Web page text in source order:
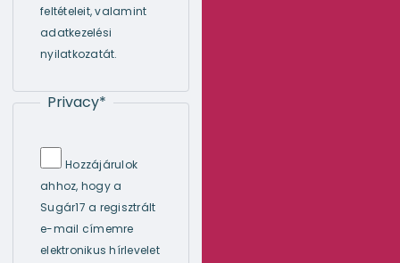
feltételeit, valamint
adatkezelési
nyilatkozatát.
Privacy*
Hozzájárulok
ahhoz, hogy a
Sugár17 a regisztrált
e-mail címemre
elektronikus hírlevelet